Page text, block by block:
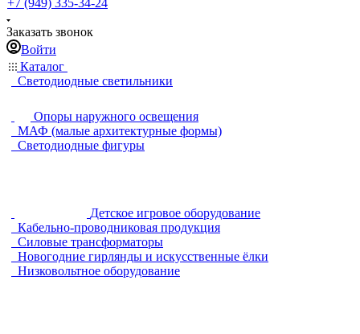
+7 (949) 335-34-24
Заказать звонок
Войти
Каталог
Светодиодные светильники
Опоры наружного освещения
МАФ (малые архитектурные формы)
Светодиодные фигуры
Детское игровое оборудование
Кабельно-проводниковая продукция
Силовые трансформаторы
Новогодние гирлянды и искусственные ёлки
Низковольтное оборудование